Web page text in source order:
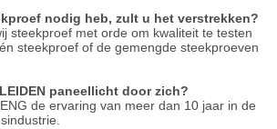
nodig heb, zult u het verstrekken?
steekproef met orde om kwaliteit te testen
steekproef of de gemengde steekproeven
paneellicht door zich?
de ervaring van meer dan 10 jaar in de